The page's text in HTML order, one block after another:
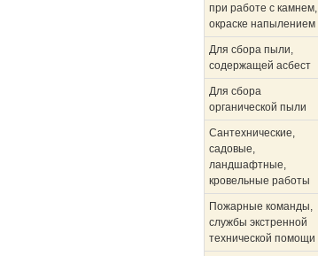
при работе с камнем,
окраске напылением
Для сбора пыли,
содержащей асбест
Для сбора
органической пыли
Сантехнические,
садовые,
ландшафтные,
кровельные работы
Пожарные команды,
службы экстренной
технической помощи